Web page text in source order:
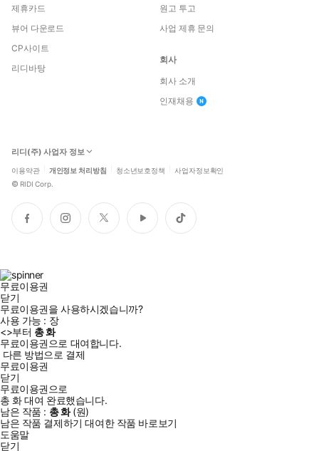
제휴카드
뷰어 다운로드
CP사이트
리디바탕
원고 투고
사업 제휴 문의
회사
회사 소개
인재채용
리디(주) 사업자 정보
이용약관 개인정보 처리방침 청소년보호정책 사업자정보확인
© RIDI Corp.
페
이
인
스
트
위
유
튜
틱
톡
무료이용권
닫기
무료이용권을 사용하시겠습니까?
사용 가능 : 장
<>부터 총화
무료이용권으로 대여합니다.
다른 방법으로 결제
무료이용권
닫기
무료이용권으로
총 화대여 완료했습니다.
남은 작품 : 총화(원)
남은 작품 결제하기 대여한 작품 바로보기
도움말
닫기